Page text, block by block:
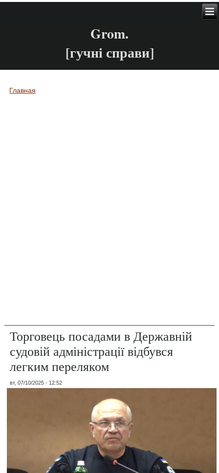
Grom.
[гучні справи]
Вы здесь
Главная
Торговець посадами в Державній
судовій адміністрації відбувся
легким переляком
вт, 07/10/2025 - 12:52